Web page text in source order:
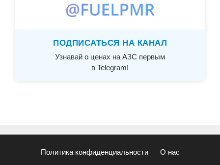
ПОДПИСАТЬСЯ НА КАНАЛ
Узнавай о ценах на АЗС первым
в Telegram!
Политика конфиденциальности О нас